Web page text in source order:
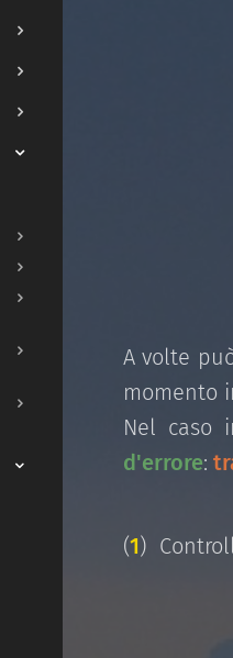
A volte
momento
Nel caso
d'errore:
(1)